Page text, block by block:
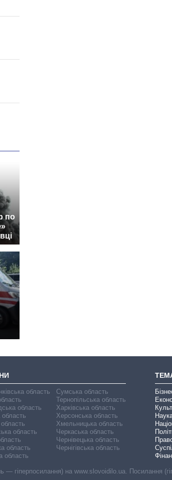
по
область
область
область
область
область
область
Сумська область
Тернопільська область
Харківська область
Херсонська область
Хмельницька область
Черкаська область
Чернівецька область
Чернігівська область
— гіперпосилання) на www.slovoidilo.ua. Посилання